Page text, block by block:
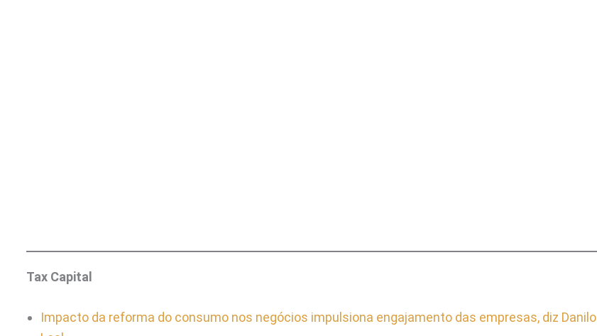
Tax Capital
Impacto da reforma do consumo nos negócios impulsiona engajamento das empresas, diz Danilo